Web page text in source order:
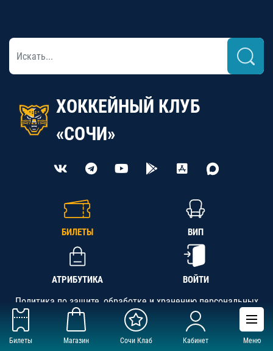
Билеты Магазин Сочи Клаб Кабинет Меню
ХОККЕЙНЫЙ КЛУБ
«СОЧИ»
БИЛЕТЫ ВИП
АТРИБУТИКА ВОЙТИ
Политика по защите, обработке и хранению персональных
данных
АНО «СК «Кубань-Регион», ОГРН 1142300002349,